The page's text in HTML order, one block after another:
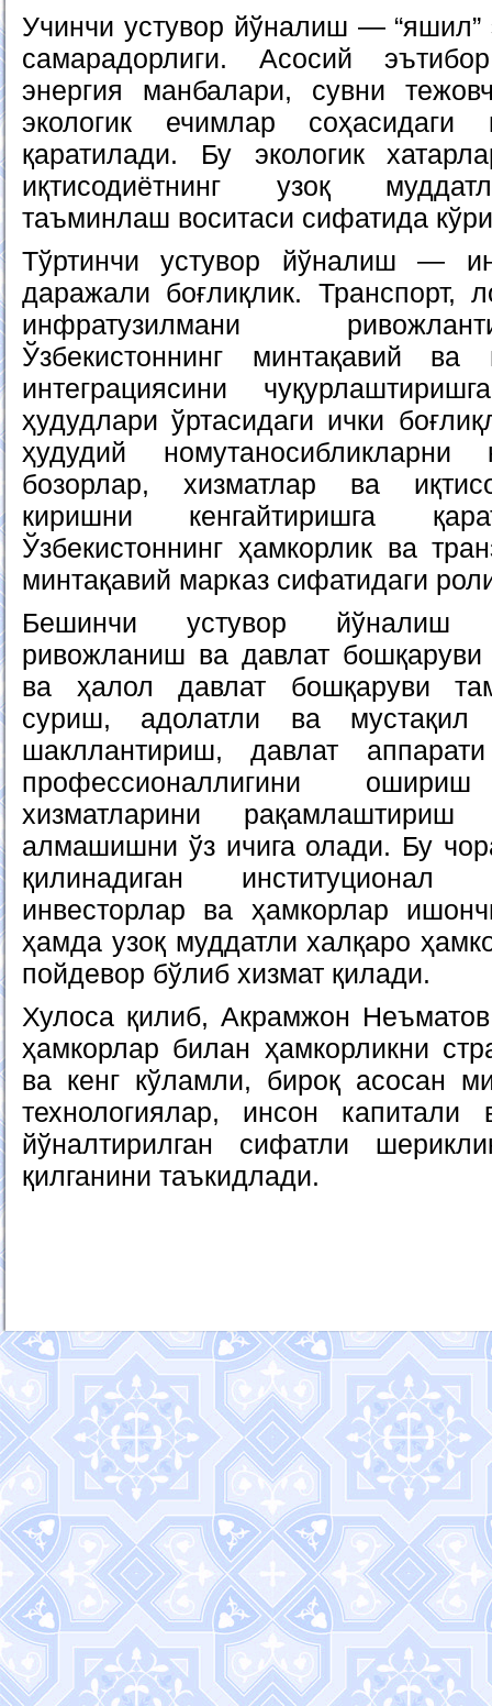
Учинчи устувор йўналиш — “яшил”
самарадорлиги. Асосий
энергия манбалари, сувни
экологик ечимлар соҳасидаги
қаратилади. Бу экологик
иқтисодиётнинг узоқ
таъминлаш воситаси сифатида
Тўртинчи устувор йўналиш —
даражали боғлиқлик. Транспорт,
инфратузилмани
Ўзбекистоннинг минтақавий ва
интеграциясини
ҳудудлари ўртасидаги ички
ҳудудий номутаносибликларни
бозорлар, хизматлар ва
киришни кенгайтиришга
Ўзбекистоннинг ҳамкорлик ва
минтақавий марказ сифатидаги
Бешинчи устувор йўналиш
ривожланиш ва давлат
ва ҳалол давлат бошқаруви
суриш, адолатли ва мустақил
шакллантириш, давлат
профессионаллигини
хизматларини
алмашишни ўз ичига олади. Бу
қилинадиган
инвесторлар ва ҳамкорлар
ҳамда узоқ муддатли халқаро
пойдевор бўлиб хизмат қилади.
Хулоса қилиб, Акрамжон
ҳамкорлар билан ҳамкорликни
ва кенг кўламли, бироқ асосан
технологиялар, инсон капитали
йўналтирилган сифатли
қилганини таъкидлади.